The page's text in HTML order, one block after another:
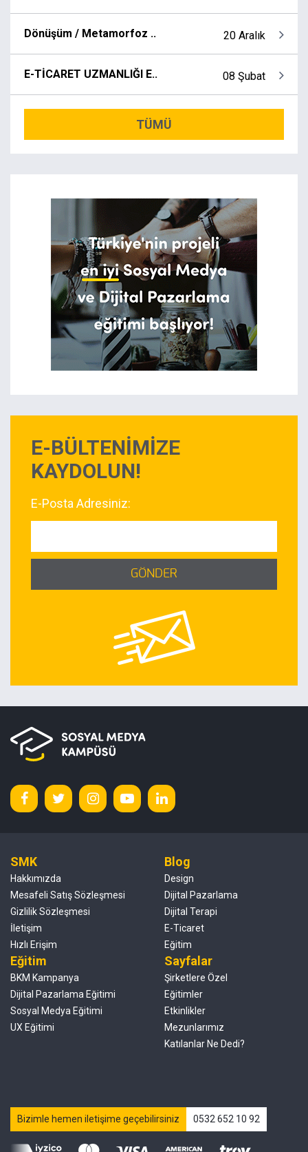
Dönüşüm / Metamorfoz .. 20 Aralık
E-TİCARET UZMANLIĞI E.. 08 Şubat
TÜMÜ
E-BÜLTENİMİZE
KAYDOLUN!
E-Posta Adresiniz:
GÖNDER
SMK
Hakkımızda
Mesafeli Satış Sözleşmesi
Gizlilik Sözleşmesi
İletişim
Hızlı Erişim
Blog
Design
Dijital Pazarlama
Dijital Terapi
E-Ticaret
Eğitim
Eğitim
BKM Kampanya
Dijital Pazarlama Eğitimi
Sosyal Medya Eğitimi
UX Eğitimi
Sayfalar
Şirketlere Özel
Eğitimler
Etkinlikler
Mezunlarımız
Katılanlar Ne Dedi?
Bizimle hemen iletişime geçebilirsiniz 0532 652 10 92